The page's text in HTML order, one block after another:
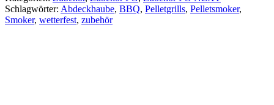
PG55
Menge
Schlagwörter: Abdeckhaube, BBQ, Pelletgrills, Pelletsmoker,
Smoker, wetterfest, zubehör